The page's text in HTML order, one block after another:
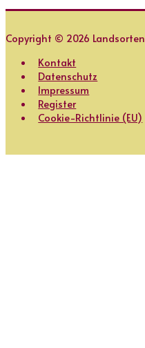
Copyright © 2026 Landsorten
Kontakt
Datenschutz
Impressum
Register
Cookie-Richtlinie (EU)